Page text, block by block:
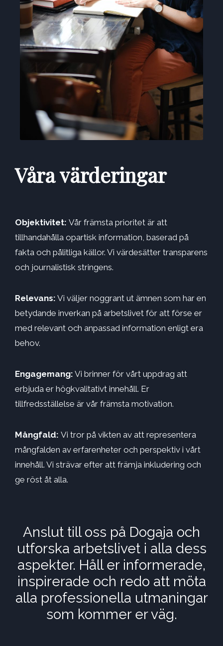
Våra värderingar
Objektivitet: Vår främsta prioritet är att
tillhandahålla opartisk information, baserad på
fakta och pålitliga källor. Vi värdesätter transparens
och journalistisk stringens.
Relevans: Vi väljer noggrant ut ämnen som har en
betydande inverkan på arbetslivet för att förse er
med relevant och anpassad information enligt era
behov.
Engagemang: Vi brinner för vårt uppdrag att
erbjuda er högkvalitativt innehåll. Er
tillfredsställelse är vår främsta motivation.
Mångfald: Vi tror på vikten av att representera
mångfalden av erfarenheter och perspektiv i vårt
innehåll. Vi strävar efter att främja inkludering och
ge röst åt alla.
Anslut till oss på Dogaja och
utforska arbetslivet i alla dess
aspekter. Håll er informerade,
inspirerade och redo att möta
alla professionella utmaningar
som kommer er väg.